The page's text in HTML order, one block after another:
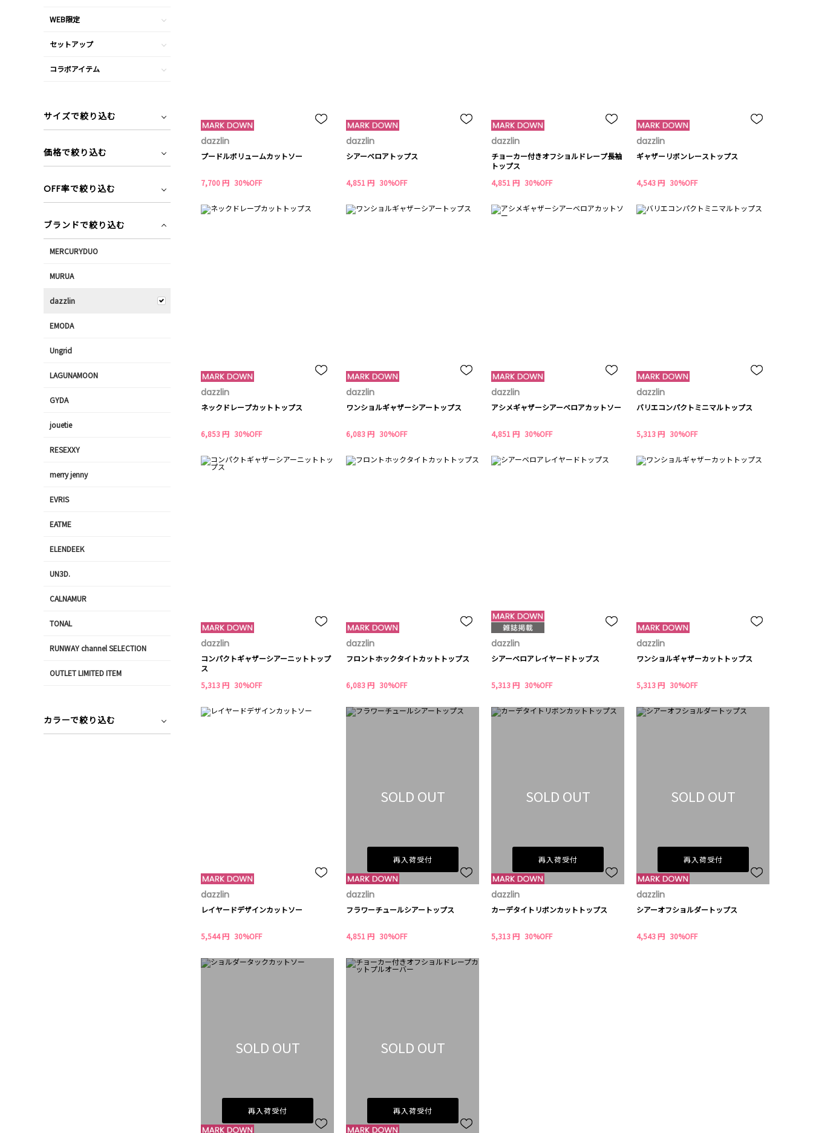
dazzlin
プードルボリュームカットソー
7,700 円 30%OFF
dazzlin
シアーベロアトップス
4,851 円 30%OFF
dazzlin
チョーカー付きオフショルドレープ長袖
トップス
4,851 円 30%OFF
dazzlin
ギャザーリボンレーストップス
4,543 円 30%OFF
dazzlin
ネックドレープカットトップス
6,853 円 30%OFF
dazzlin
ワンショルギャザーシアートップス
6,083 円 30%OFF
dazzlin
アシメギャザーシアーベロアカットソー
4,851 円 30%OFF
dazzlin
バリエコンパクトミニマルトップス
5,313 円 30%OFF
dazzlin
コンパクトギャザーシアーニットトップ
ス
5,313 円 30%OFF
dazzlin
フロントホックタイトカットトップス
6,083 円 30%OFF
dazzlin
シアーベロアレイヤードトップス
5,313 円 30%OFF
dazzlin
ワンショルギャザーカットトップス
5,313 円 30%OFF
dazzlin
レイヤードデザインカットソー
5,544 円 30%OFF
SOLD OUT
再入荷受付
dazzlin
フラワーチュールシアートップス
4,851 円 30%OFF
SOLD OUT
再入荷受付
dazzlin
カーデタイトリボンカットトップス
5,313 円 30%OFF
SOLD OUT
再入荷受付
dazzlin
シアーオフショルダートップス
4,543 円 30%OFF
SOLD OUT
再入荷受付
SOLD OUT
再入荷受付
WEB限定
セットアップ
コラボアイテム
サイズで絞り込む
価格で絞り込む
OFF率で絞り込む
ブランドで絞り込む
MERCURYDUO
MURUA
dazzlin
EMODA
Ungrid
LAGUNAMOON
GYDA
jouetie
RESEXXY
merry jenny
EVRIS
EATME
ELENDEEK
UN3D.
CALNAMUR
TONAL
RUNWAY channel SELECTION
OUTLET LIMITED ITEM
カラーで絞り込む